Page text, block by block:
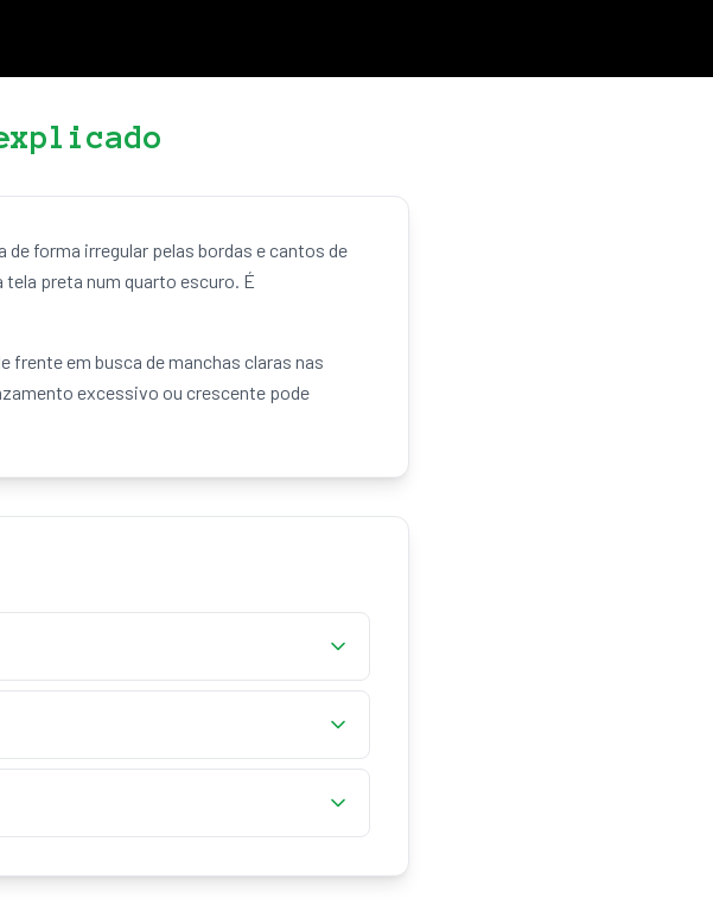
forma irregular pelas bordas e cantos de
preta num quarto escuro. É
frente em busca de manchas claras nas
excessivo ou crescente pode
enquanto o IPS glow é um efeito ligado ao
e escolher painéis VA ou OLED deixam o